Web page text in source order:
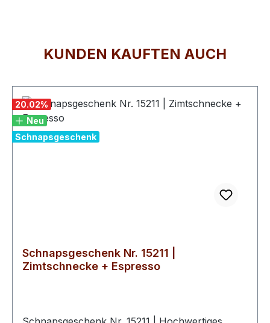
KUNDEN KAUFTEN AUCH
20.02%
Neu
Schnapsgeschenk
Schnapsgeschenk Nr. 15211 |
Zimtschnecke + Espresso